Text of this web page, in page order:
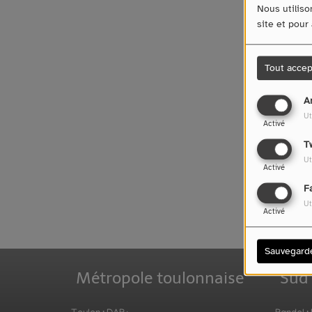
Nous
site et pour
Tout
Activé
Activé
Activé
Métropole toulonnaise